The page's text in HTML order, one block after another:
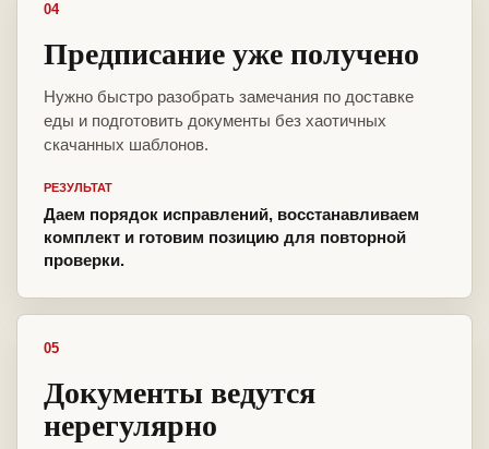
04
Предписание уже получено
Нужно быстро разобрать замечания по доставке
еды и подготовить документы без хаотичных
скачанных шаблонов.
РЕЗУЛЬТАТ
Даем порядок исправлений, восстанавливаем
комплект и готовим позицию для повторной
проверки.
05
Документы ведутся
нерегулярно